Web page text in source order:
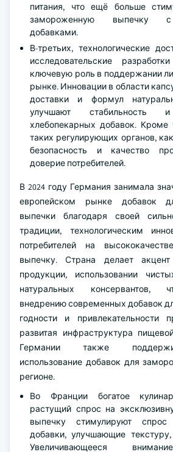
питания, что ещё больше
замороженную выпечку
добавками.
В-третьих, технологические
исследовательские
ключевую роль в поддержании
рынке. Инновации в области
доставки и формул
улучшают стабильность и
хлебопекарных добавок. Кроме
таких регулирующих органов,
безопасность и качество
доверие потребителей.
В 2024 году Германия занимала
европейском рынке добавок
выпечки благодаря своей
традиции, технологическим
потребителей на
выпечку. Страна делает
продукции, использовании
натуральных консервантов,
внедрению современных добавок
годности и привлекательности
развитая инфраструктура
Германии также
использование добавок для
регионе.
Во Франции богатое
растущий спрос на
выпечку стимулируют
добавки, улучшающие
Увеличивающееся